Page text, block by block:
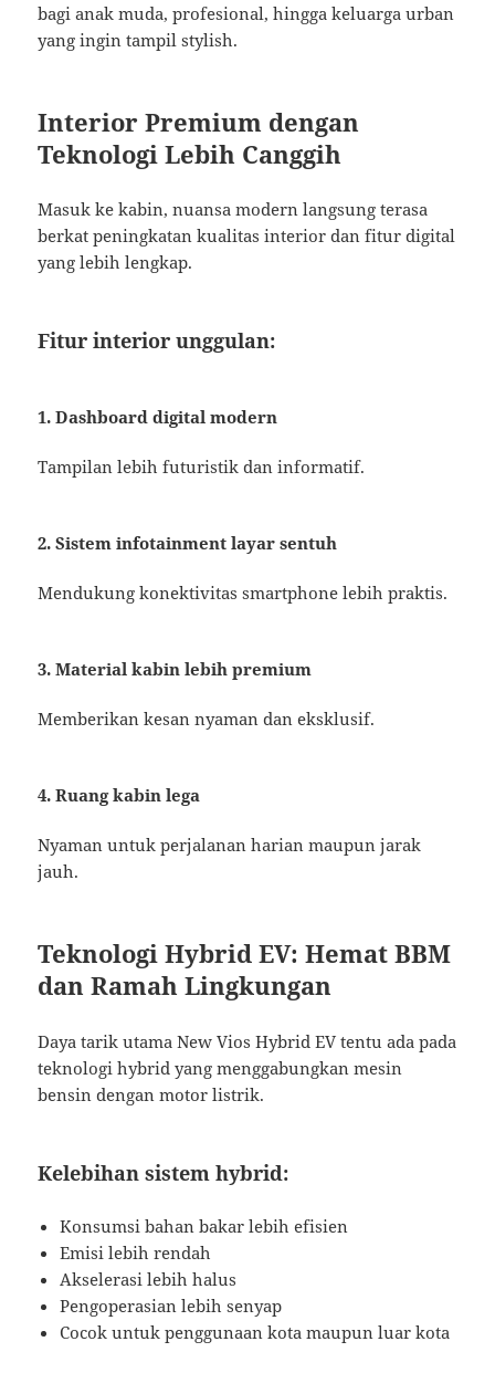
bagi anak muda, profesional, hingga keluarga urban
yang ingin tampil stylish.
Interior Premium dengan
Teknologi Lebih Canggih
Masuk ke kabin, nuansa modern langsung terasa
berkat peningkatan kualitas interior dan fitur digital
yang lebih lengkap.
Fitur interior unggulan:
1. Dashboard digital modern
Tampilan lebih futuristik dan informatif.
2. Sistem infotainment layar sentuh
Mendukung konektivitas smartphone lebih praktis.
3. Material kabin lebih premium
Memberikan kesan nyaman dan eksklusif.
4. Ruang kabin lega
Nyaman untuk perjalanan harian maupun jarak
jauh.
Teknologi Hybrid EV: Hemat BBM
dan Ramah Lingkungan
Daya tarik utama New Vios Hybrid EV tentu ada pada
teknologi hybrid yang menggabungkan mesin
bensin dengan motor listrik.
Kelebihan sistem hybrid:
Konsumsi bahan bakar lebih efisien
Emisi lebih rendah
Akselerasi lebih halus
Pengoperasian lebih senyap
Cocok untuk penggunaan kota maupun luar kota